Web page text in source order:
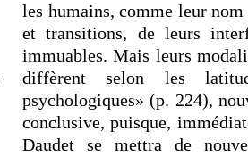
les humains, comme leur
et transitions, de leurs
immuables. Mais leurs
diffèrent selon les
psychologiques» (p. 224),
conclusive, puisque,
Daudet se mettra de